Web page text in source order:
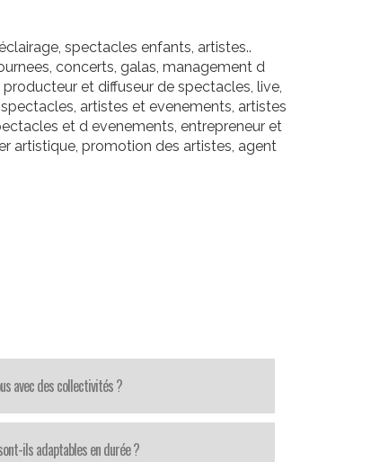
spectacles enfants, artistes..
concerts, galas, management d
et diffuseur de spectacles, live,
artistes et evenements, artistes
et d evenements, entrepreneur et
artistique, promotion des artistes, agent
avec des collectivités ?
ils adaptables en durée ?